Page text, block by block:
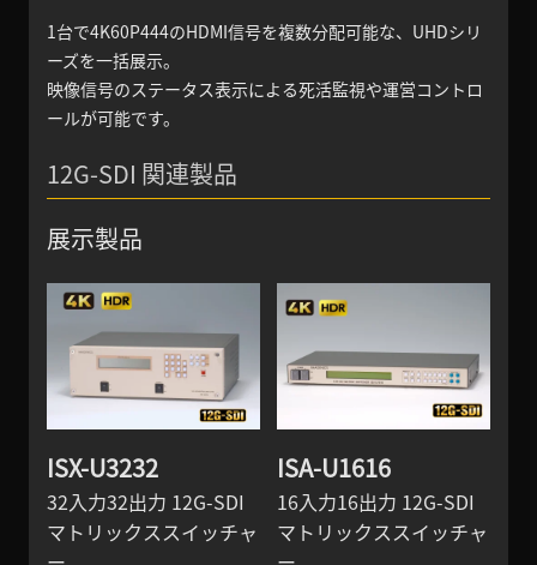
1台で4K60P444のHDMI信号を複数分配可能な、UHDシリ
ーズを一括展示。
映像信号のステータス表示による死活監視や運営コントロ
ールが可能です。
12G-SDI 関連製品
展示製品
ISX-U3232
32入力32出力 12G-SDI
マトリックススイッチャ
ISA-U1616
16入力16出力 12G-SDI
マトリックススイッチャ